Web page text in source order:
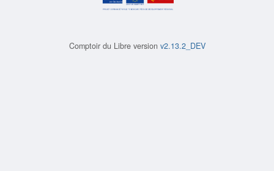
Comptoir du Libre version v2.13.2_DEV